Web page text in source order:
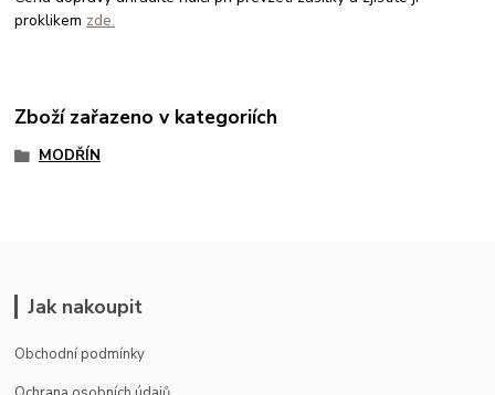
proklikem zde.
Zboží zařazeno v kategoriích
MODŘÍN
Jak nakoupit
Obchodní podmínky